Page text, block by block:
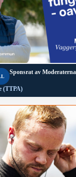
Sponsrat av
(TTPA)